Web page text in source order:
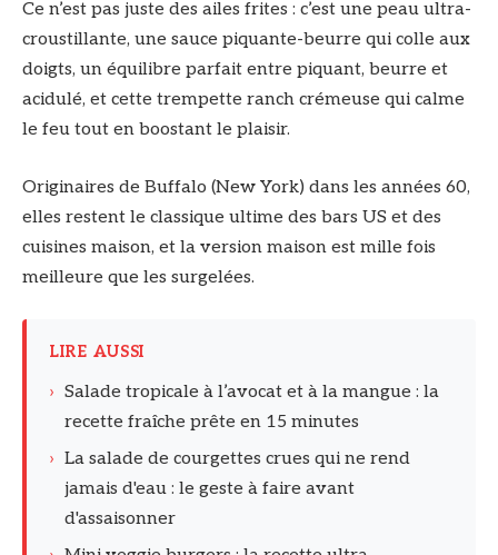
Ce n’est pas juste des ailes frites : c’est une peau ultra-
croustillante, une sauce piquante-beurre qui colle aux
doigts, un équilibre parfait entre piquant, beurre et
acidulé, et cette trempette ranch crémeuse qui calme
le feu tout en boostant le plaisir.
Originaires de Buffalo (New York) dans les années 60,
elles restent le classique ultime des bars US et des
cuisines maison, et la version maison est mille fois
meilleure que les surgelées.
LIRE AUSSI
› Salade tropicale à l’avocat et à la mangue : la
recette fraîche prête en 15 minutes
› La salade de courgettes crues qui ne rend
jamais d'eau : le geste à faire avant
d'assaisonner